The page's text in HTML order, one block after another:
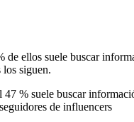
ellos suele buscar
los siguen.
% suele buscar
de influencers